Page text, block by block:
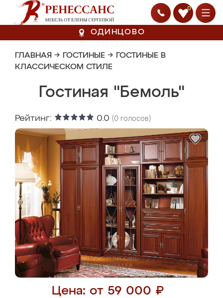
0
ОДИНЦОВО
ГЛАВНАЯ → ГОСТИНЫЕ → ГОСТИНЫЕ В
КЛАССИЧЕСКОМ СТИЛЕ
Гостиная "Бемоль"
Рейтинг: 0.0 (0 голосов)
Цена: от 59 000 ₽